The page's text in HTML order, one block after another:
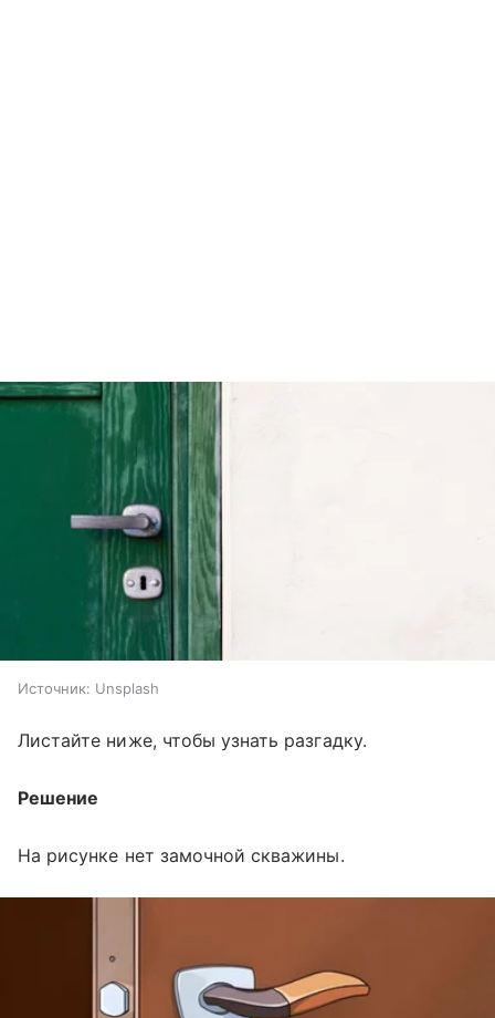
Источник: Unsplash
Листайте ниже, чтобы узнать разгадку.
Решение
На рисунке нет замочной скважины.